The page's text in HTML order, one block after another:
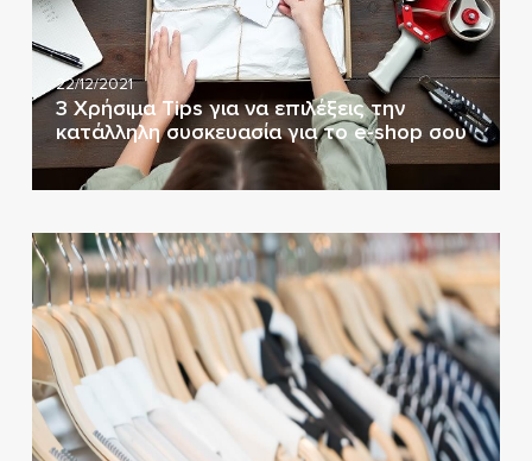
22/12/2021
3 Χρήσιμα Tips για να επιλέξεις την
κατάλληλη συσκευασία για το e-shop σου